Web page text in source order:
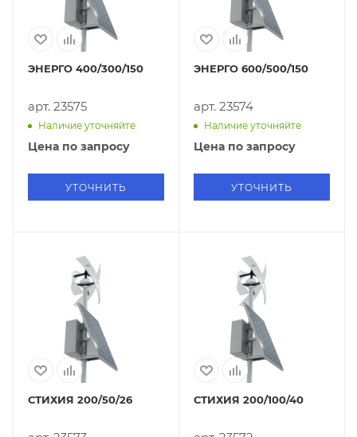
ЭНЕРГО 400/300/150
арт. 23575
Наличие уточняйте
Цена по запросу
УТОЧНИТЬ
ЭНЕРГО 600/500/150
арт. 23574
Наличие уточняйте
Цена по запросу
УТОЧНИТЬ
СТИХИЯ 200/50/26 СТИХИЯ 200/100/40